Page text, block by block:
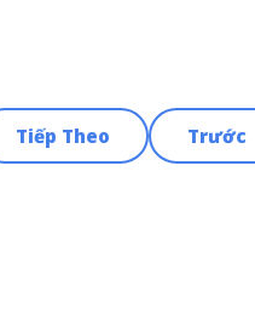
Trước
Tiếp Theo